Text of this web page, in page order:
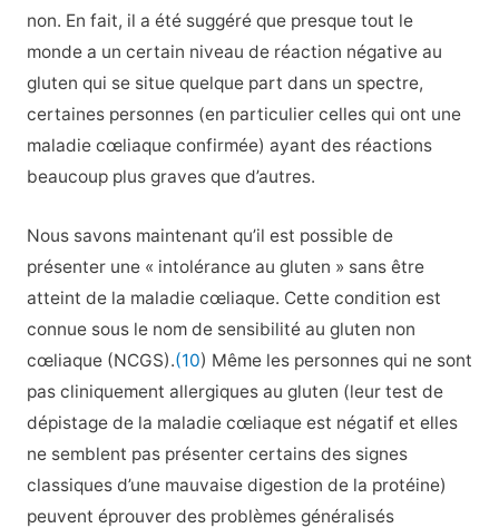
non. En fait, il a été suggéré que presque tout le
monde a un certain niveau de réaction négative au
gluten qui se situe quelque part dans un spectre,
certaines personnes (en particulier celles qui ont une
maladie cœliaque confirmée) ayant des réactions
beaucoup plus graves que d’autres.
Nous savons maintenant qu’il est possible de
présenter une « intolérance au gluten » sans être
atteint de la maladie cœliaque. Cette condition est
connue sous le nom de sensibilité au gluten non
cœliaque (NCGS).(10) Même les personnes qui ne sont
pas cliniquement allergiques au gluten (leur test de
dépistage de la maladie cœliaque est négatif et elles
ne semblent pas présenter certains des signes
classiques d’une mauvaise digestion de la protéine)
peuvent éprouver des problèmes généralisés